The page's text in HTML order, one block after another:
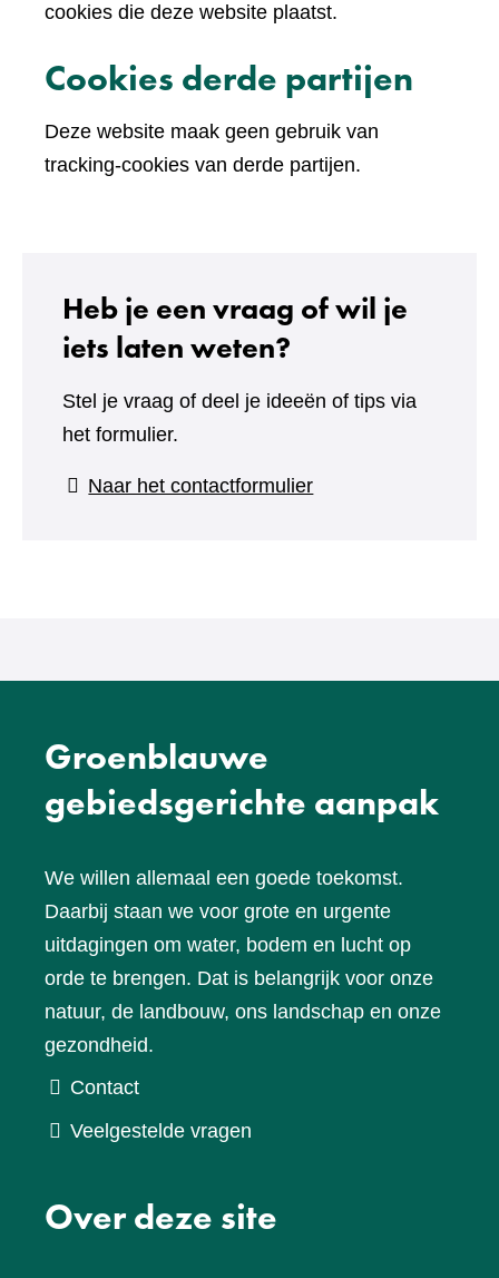
cookies die deze website plaatst.
Cookies derde partijen
Deze website maak geen gebruik van
tracking-cookies van derde partijen.
Heb je een vraag of wil je
iets laten weten?
Stel je vraag of deel je ideeën of tips via
het formulier.
Naar het contactformulier(verwijst
Groenblauwe
gebiedsgerichte aanpak
We willen allemaal een goede toekomst.
Daarbij staan we voor grote en urgente
uitdagingen om water, bodem en lucht op
orde te brengen. Dat is belangrijk voor onze
natuur, de landbouw, ons landschap en onze
gezondheid.
Contact
Veelgestelde vragen
Over deze site